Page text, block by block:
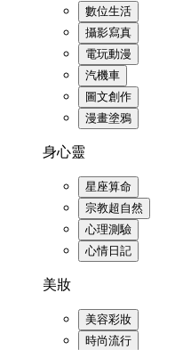
數位生活
攝影寫真
電玩動漫
汽機車
圖文創作
漫畫塗鴉
身心靈
星座算命
宗教超自然
心理測驗
心情日記
美妝
美容彩妝
時尚流行